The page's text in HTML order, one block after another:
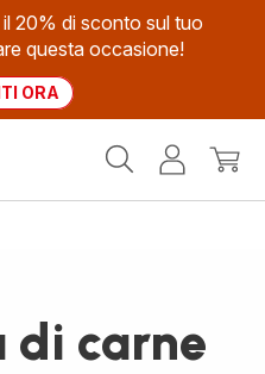
20% di sconto sul tuo
questa occasione!
ORA
Il
di carne